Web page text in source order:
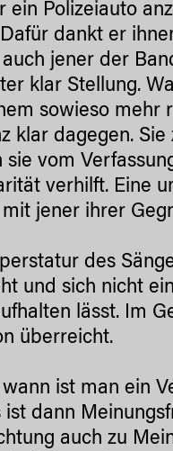
Polizeiauto
dankt er
jener der
klar Stellung.
sowieso mehr
klar dagegen. Sie
vom
verhilft. Eine
jener ihrer
des
und sich nicht
lässt. Im
überreicht.
ist man ein
dann
auch zu